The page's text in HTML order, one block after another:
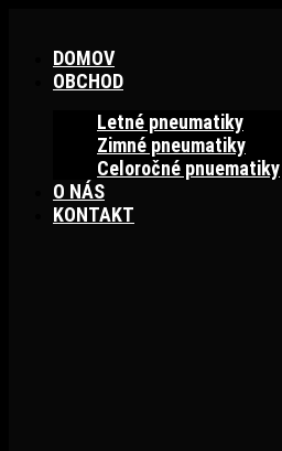
DOMOV
OBCHOD
Letné pneumatiky
Zimné pneumatiky
Celoročné pnuematiky
O NÁS
KONTAKT